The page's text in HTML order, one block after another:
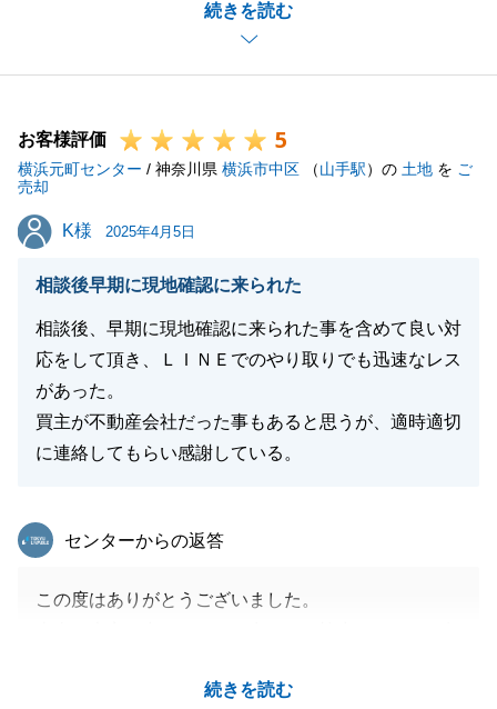
続きを読む
引き続き、よろしくお願いいたします。
お客様評価
5
横浜元町センター / 神奈川県 横浜市中区 （山手駅）の 土地 を ご
売却
K様
K様 2025年4月5日
相談後早期に現地確認に来られた
相談後、早期に現地確認に来られた事を含めて良い対
応をして頂き、ＬＩＮＥでのやり取りでも迅速なレス
があった。
買主が不動産会社だった事もあると思うが、適時適切
に連絡してもらい感謝している。
続きを読む
東急リバブル
センターからの返答
この度はありがとうございました。
ありがとうございました。